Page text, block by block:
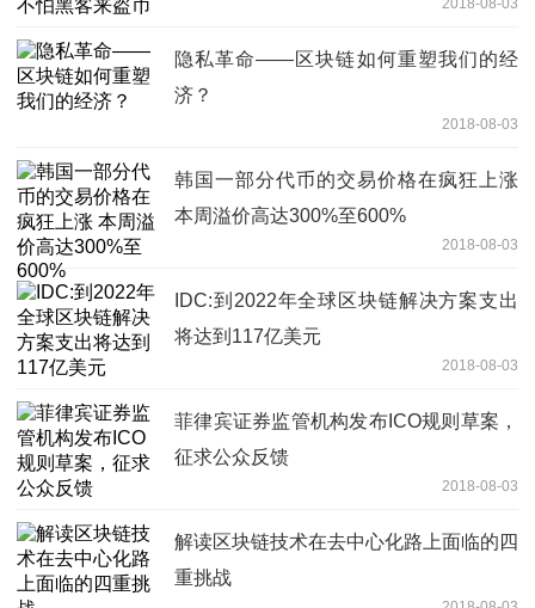
2018-08-03
隐私革命——区块链如何重塑我们的经
济？
2018-08-03
韩国一部分代币的交易价格在疯狂上涨
本周溢价高达300%至600%
2018-08-03
IDC:到2022年全球区块链解决方案支出
将达到117亿美元
2018-08-03
菲律宾证券监管机构发布ICO规则草案，
征求公众反馈
2018-08-03
解读区块链技术在去中心化路上面临的四
重挑战